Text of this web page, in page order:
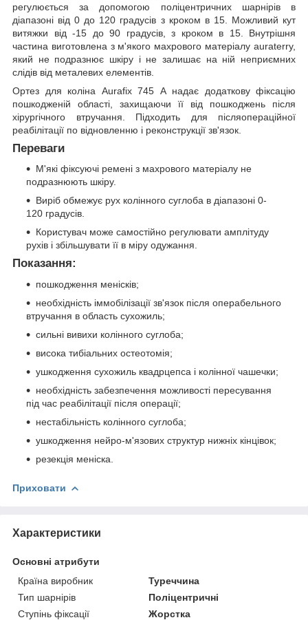
регулюється за допомогою поліцентричних шарнірів в
діапазоні від 0 до 120 градусів з кроком в 15. Можливий кут
витяжки від -15 до 90 градусів, з кроком в 15. Внутрішня
частина виготовлена з м'якого махрового матеріалу auraterry,
який не подразнює шкіру і не залишає на ній неприємних
слідів від металевих елементів.
Ортез для коліна Aurafix 745 А надає додаткову фіксацію
пошкодженій області, захищаючи її від пошкоджень після
хірургічного втручання. Підходить для післяопераційної
реабілітації по відновленню і реконструкції зв'язок.
Переваги
М'які фіксуючі ремені з махрового матеріалу не
подразнюють шкіру.
Виріб обмежує рух колінного суглоба в діапазоні 0-
120 градусів.
Користувач може самостійно регулювати амплітуду
рухів і збільшувати її в міру одужання.
Показання:
пошкодження менісків;
необхідність іммобілізації зв'язок після операбельного
втручання в область сухожиль;
сильні вивихи колінного суглоба;
висока тибіальних остеотомія;
ушкодження сухожиль квадрцепса і колінної чашечки;
необхідність забезпечення можливості пересування
під час реабілітації після операції;
нестабільність колінного суглоба;
ушкодження нейро-м'язових структур нижніх кінцівок;
резекція меніска.
Приховати
Характеристики
Основні атрибути
Країна виробник
Туреччина
Тип шарнірів
Поліцентричні
Ступінь фіксації
Жорстка